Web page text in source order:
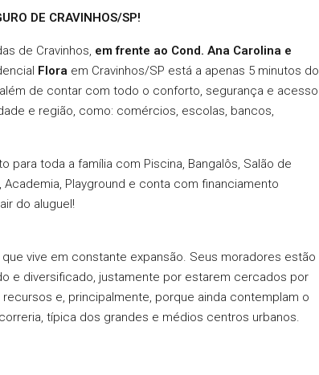
DE CRAVINHOS/SP!
de Cravinhos, em frente ao Cond. Ana Carolina e
Flora em Cravinhos/SP está a apenas 5 minutos do
de contar com todo o conforto, segurança e acesso
e região, como: comércios, escolas, bancos,
para toda a família com Piscina, Bangalôs, Salão de
Academia, Playground e conta com financiamento
do aluguel!
vive em constante expansão. Seus moradores estão
e diversificado, justamente por estarem cercados por
e, principalmente, porque ainda contemplam o
típica dos grandes e médios centros urbanos.